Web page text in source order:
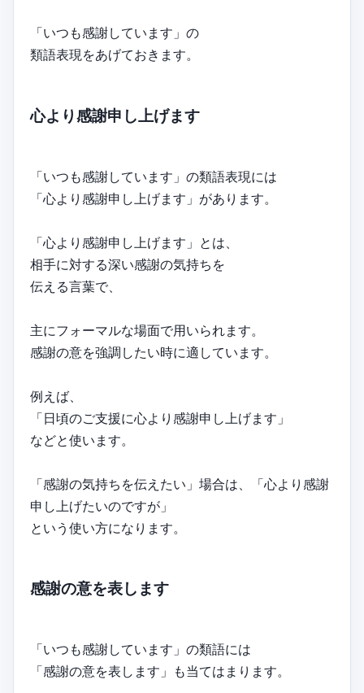
「いつも感謝しています」の
類語表現をあげておきます。
心より感謝申し上げます
「いつも感謝しています」の類語表現には
「心より感謝申し上げます」があります。
「心より感謝申し上げます」とは、
相手に対する深い感謝の気持ちを
伝える言葉で、
主にフォーマルな場面で用いられます。
感謝の意を強調したい時に適しています。
例えば、
「日頃のご支援に心より感謝申し上げます」
などと使います。
「感謝の気持ちを伝えたい」場合は、「心より感謝
申し上げたいのですが」
という使い方になります。
感謝の意を表します
「いつも感謝しています」の類語には
「感謝の意を表します」も当てはまります。